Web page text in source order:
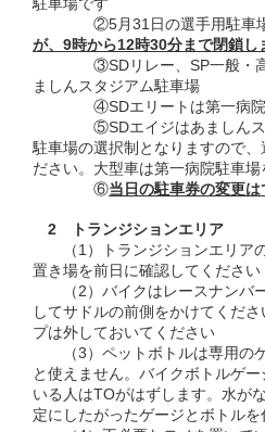
②5月31日の選手用駐車場
が、9時から12時30分まで閉鎖し
③SDリレー、SP一般・高
ましんスタジアム駐車場
④SDエリートは第一病院
⑤SDエイジはあましんスタ
駐車場の選択制となりますので、
ださい。大型車は第一病院駐車
⑥当日の駐車券の変更
2 トランジションエリア
（1）トランジションエリア
置き場を前日に確認してください
（2）バイクはレースナンバ
してサドルの前側をかけてくだ
プは外しておいてください
（3）ペットボトルは専用の
と使えません。バイクボトルゲ
いる人はTOがはずします。水が
定にしたがったゲージとボトル